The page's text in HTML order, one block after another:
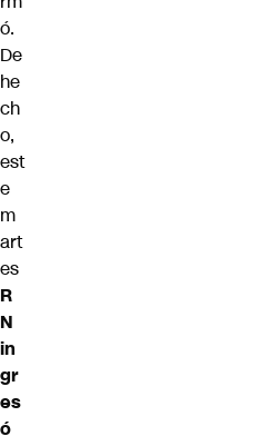
ó.
De
he
ch
o,
est
e
m
art
es
R
N
in
gr
es
ó